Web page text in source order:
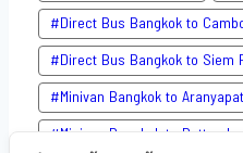
#Direct​ Bus Bangkok to
#Direct​ Bus Bangkok to Siem
#Minivan Bangkok to​
#Minivan​ Bangkok to